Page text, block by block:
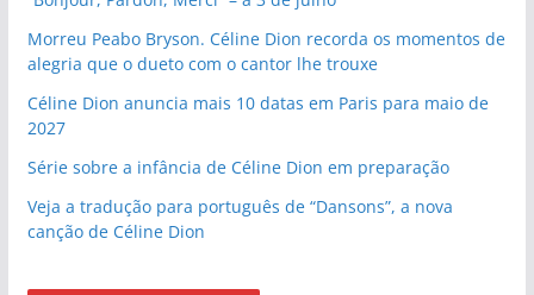
Morreu Peabo Bryson. Céline Dion recorda os momentos de
alegria que o dueto com o cantor lhe trouxe
Céline Dion anuncia mais 10 datas em Paris para maio de
2027
Série sobre a infância de Céline Dion em preparação
Veja a tradução para português de “Dansons”, a nova
canção de Céline Dion